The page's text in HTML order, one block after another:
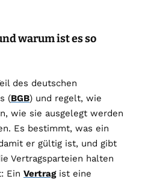
warum ist es so
des deutschen
(BGB) und regelt, wie
wie sie ausgelegt werden
Es bestimmt, was ein
er gültig ist, und gibt
Vertragsparteien halten
Ein Vertragist eine